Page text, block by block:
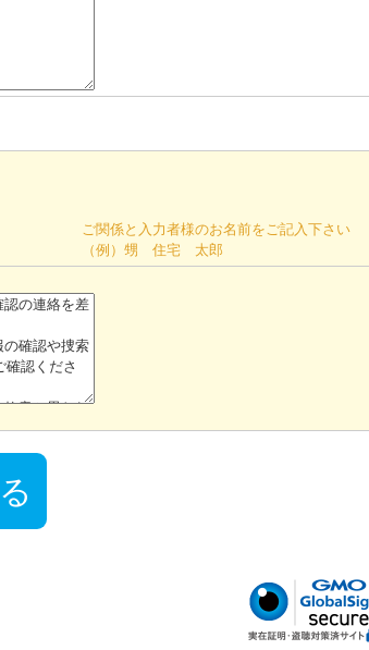
ご関係と入力者様のお名前をご記入下さい
（例）甥 住宅 太郎